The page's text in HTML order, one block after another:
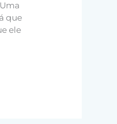
que
ele